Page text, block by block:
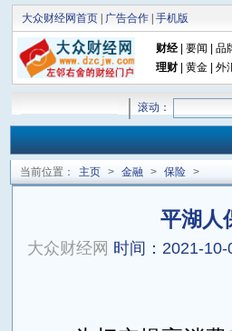
大众财经网首页| 广告合作| 手机版
财经| 要闻 品
理财| 黄金| 外
滚动：
当前位置： 主页 > 金融 > 保险 >
平湖人
大众财经网 时间：2021-